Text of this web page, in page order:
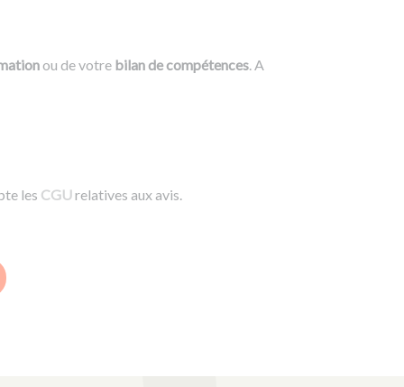
ou de votre bilan de compétences. A
les CGUrelatives aux avis.